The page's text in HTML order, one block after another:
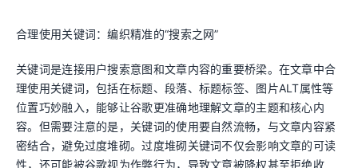
合理使用关键词：编织精准的“搜索之网”
关键词是连接用户搜索意图和文章内容的重要桥梁。在文章中合
理使用关键词，包括在标题、段落、标题标签、图片ALT属性等
位置巧妙融入，能够让谷歌更准确地理解文章的主题和核心内
容。但需要注意的是，关键词的使用要自然流畅，与文章内容紧
密结合，避免过度堆砌。过度堆砌关键词不仅会影响文章的可读
性，还可能被谷歌视为作弊行为，导致文章被降权甚至拒绝收